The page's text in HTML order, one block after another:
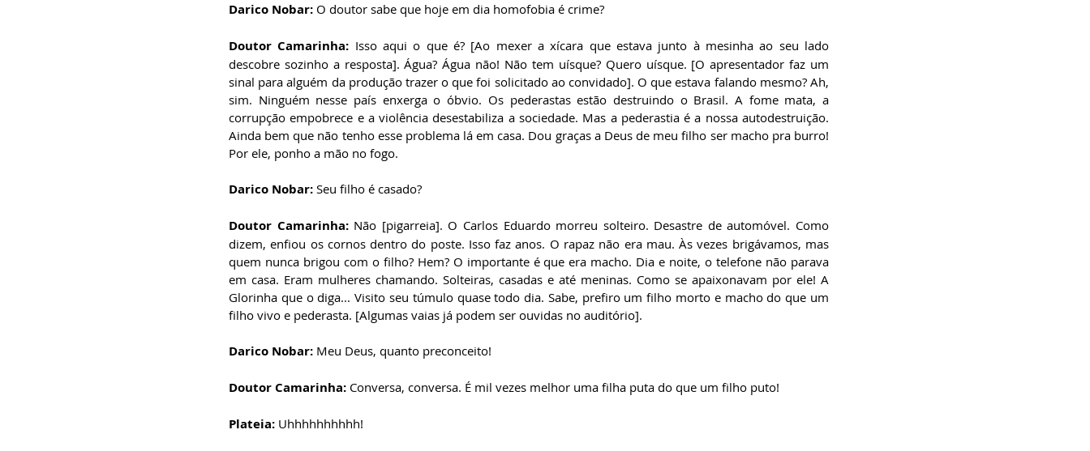
Darico Nobar: O doutor sabe que hoje em dia homofobia é crime?
Doutor Camarinha: Isso aqui o que é? [Ao mexer a xícara que estava junto à mesinha ao seu lado
descobre sozinho a resposta]. Água? Água não! Não tem uísque? Quero uísque. [O apresentador faz um
sinal para alguém da produção trazer o que foi solicitado ao convidado]. O que estava falando mesmo? Ah,
sim. Ninguém nesse país enxerga o óbvio. Os pederastas estão destruindo o Brasil. A fome mata, a
corrupção empobrece e a violência desestabiliza a sociedade. Mas a pederastia é a nossa autodestruição.
Ainda bem que não tenho esse problema lá em casa. Dou graças a Deus de meu filho ser macho pra burro!
Por ele, ponho a mão no fogo.
Darico Nobar: Seu filho é casado?
Doutor Camarinha: Não [pigarreia]. O Carlos Eduardo morreu solteiro. Desastre de automóvel. Como
dizem, enfiou os cornos dentro do poste. Isso faz anos. O rapaz não era mau. Às vezes brigávamos, mas
quem nunca brigou com o filho? Hem? O importante é que era macho. Dia e noite, o telefone não parava
em casa. Eram mulheres chamando. Solteiras, casadas e até meninas. Como se apaixonavam por ele! A
Glorinha que o diga... Visito seu túmulo quase todo dia. Sabe, prefiro um filho morto e macho do que um
filho vivo e pederasta. [Algumas vaias já podem ser ouvidas no auditório].
Darico Nobar: Meu Deus, quanto preconceito!
Doutor Camarinha: Conversa, conversa. É mil vezes melhor uma filha puta do que um filho puto!
Plateia: Uhhhhhhhhhh!